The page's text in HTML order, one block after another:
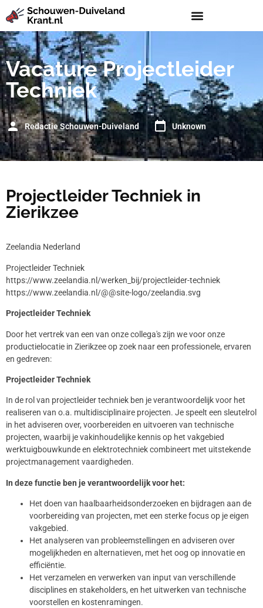
Vacature Projectleider
Techniek
Redactie Schouwen-Duiveland Unknown
Projectleider Techniek in
Zierikzee
Zeelandia Nederland
Projectleider Techniek
https://www.zeelandia.nl/werken_bij/projectleider-techniek
https://www.zeelandia.nl/@@site-logo/zeelandia.svg
Projectleider Techniek
Door het vertrek van een van onze collega's zijn we voor onze
productielocatie in Zierikzee op zoek naar een professionele, ervaren
en gedreven:
Projectleider Techniek
In de rol van projectleider techniek ben je verantwoordelijk voor het
realiseren van o.a. multidisciplinaire projecten. Je speelt een sleutelrol
in het adviseren over, voorbereiden en uitvoeren van technische
projecten, waarbij je vakinhoudelijke kennis op het vakgebied
werktuigbouwkunde en elektrotechniek combineert met uitstekende
projectmanagement vaardigheden.
In deze functie ben je verantwoordelijk voor het:
Het doen van haalbaarheidsonderzoeken en bijdragen aan de
voorbereiding van projecten, met een sterke focus op je eigen
vakgebied.
Het analyseren van probleemstellingen en adviseren over
mogelijkheden en alternatieven, met het oog op innovatie en
efficiëntie.
Het verzamelen en verwerken van input van verschillende
disciplines en stakeholders, en het uitwerken van technische
voorstellen en kostenramingen.